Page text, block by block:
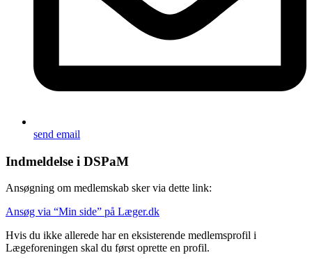
send email
Indmeldelse i DSPaM
Ansøgning om medlemskab sker via dette link:
Ansøg via “Min side” på Læger.dk
Hvis du ikke allerede har en eksisterende medlemsprofil i
Lægeforeningen skal du først oprette en profil.